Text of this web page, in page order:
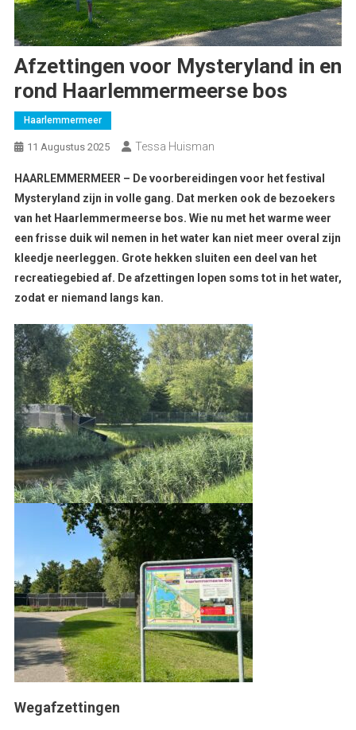
Afzettingen voor Mysteryland in en
rond Haarlemmermeerse bos
Haarlemmermeer
11 Augustus 2025 Tessa Huisman
HAARLEMMERMEER – De voorbereidingen voor het festival
Mysteryland zijn in volle gang. Dat merken ook de bezoekers
van het Haarlemmermeerse bos. Wie nu met het warme weer
een frisse duik wil nemen in het water kan niet meer overal zijn
kleedje neerleggen. Grote hekken sluiten een deel van het
recreatiegebied af. De afzettingen lopen soms tot in het water,
zodat er niemand langs kan.
Wegafzettingen